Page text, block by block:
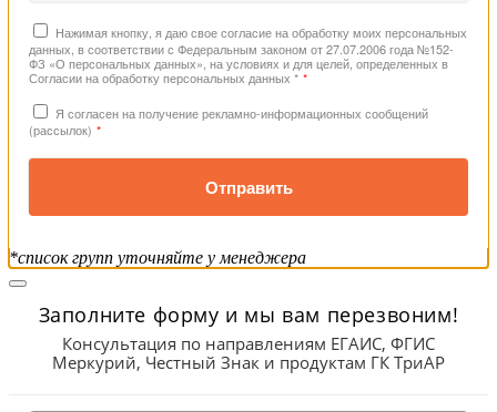
Нажимая кнопку, я даю свое согласие на обработку моих персональных
данных, в соответствии с Федеральным законом от 27.07.2006 года №152-
ФЗ «О персональных данных», на условиях и для целей, определенных в
Согласии на обработку персональных данных * *
Я согласен на получение рекламно-информационных сообщений
(рассылок) *
Отправить
*список групп уточняйте у менеджера
Заполните форму и мы вам перезвоним!
Консультация по направлениям ЕГАИС, ФГИС
Меркурий, Честный Знак и продуктам ГК ТриАР